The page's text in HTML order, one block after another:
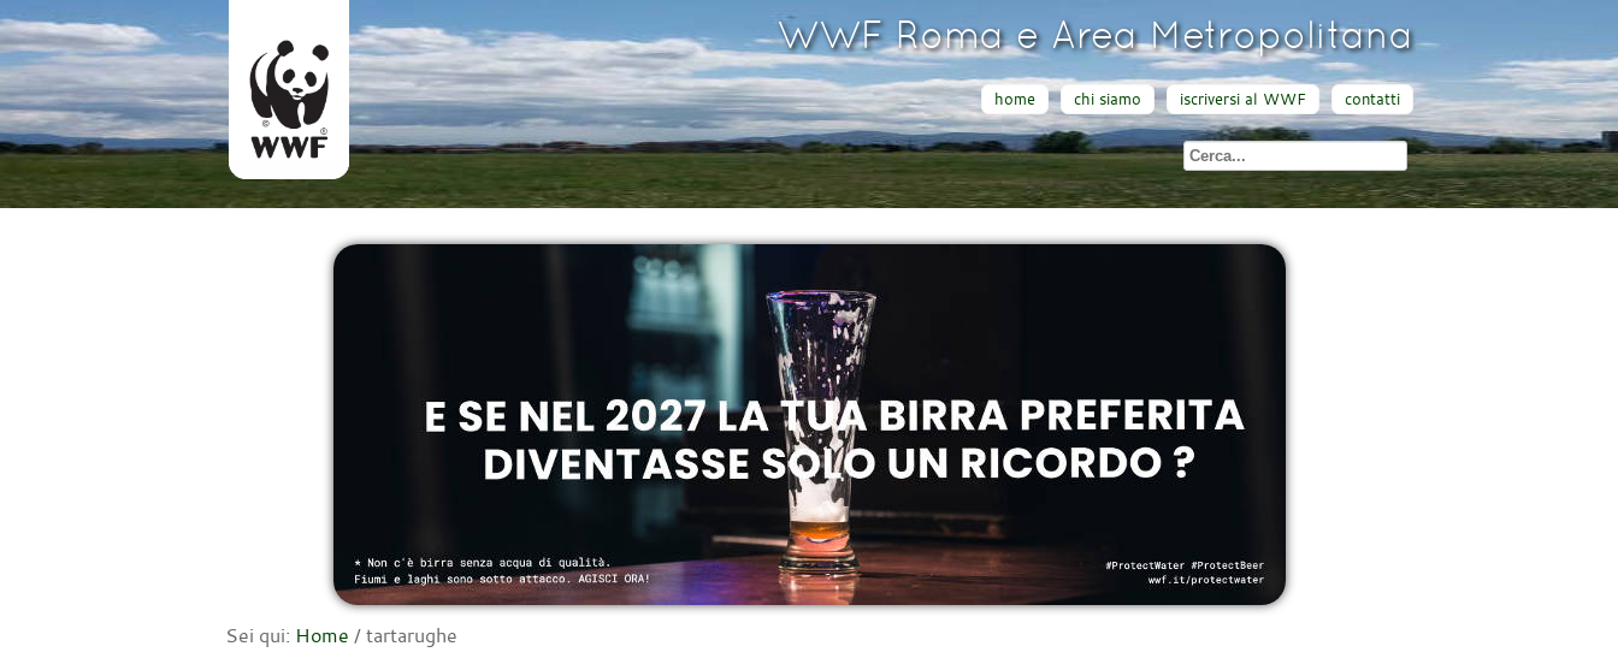
WWF Roma e Area Metropolitana
home chi siamo iscriversi al WWF contatti
Sei qui: Home /tartarughe